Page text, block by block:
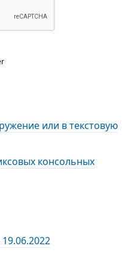
или в текстовую
консольных